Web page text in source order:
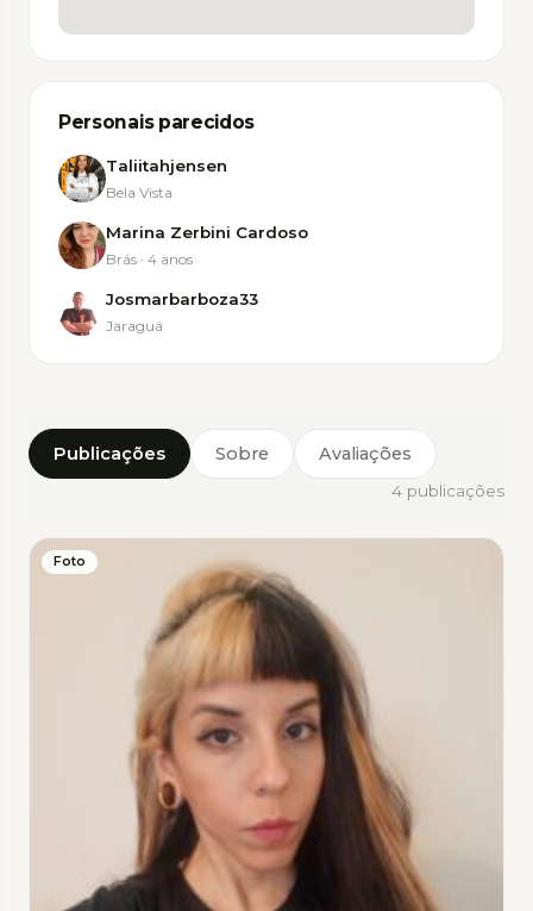
Publicações Sobre Avaliações
4 publicações
Foto
Personais parecidos
Taliitahjensen
Bela Vista
Marina Zerbini Cardoso
Brás · 4 anos
Josmarbarboza33
Jaraguá